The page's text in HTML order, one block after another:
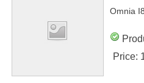
Omnia
Price: